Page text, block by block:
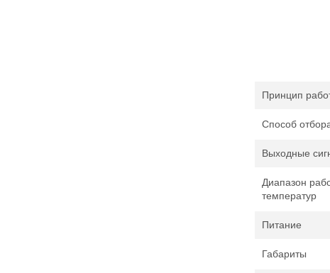
Принцип
Способ
Выходные
Диапазон
температур
Питание
Габариты